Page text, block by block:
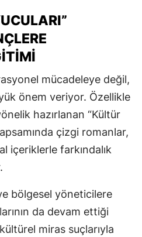
mücadeleye değil,
önem veriyor. Özellikle
hazırlanan “Kültür
çizgi romanlar,
içeriklerle farkındalık
bölgesel yöneticilere
da devam ettiği
miras suçlarıyla